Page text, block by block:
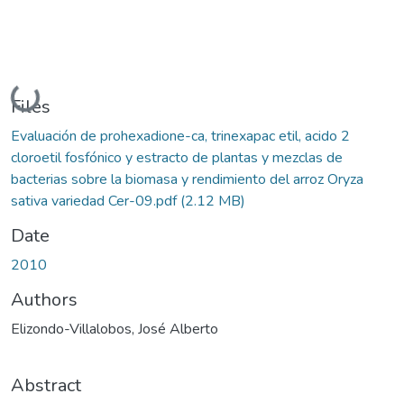
Loading...
Files
Evaluación de prohexadione-ca, trinexapac etil, acido 2
cloroetil fosfónico y estracto de plantas y mezclas de
bacterias sobre la biomasa y rendimiento del arroz Oryza
sativa variedad Cer-09.pdf(2.12 MB)
Date
2010
Authors
Elizondo-Villalobos, José Alberto
Abstract